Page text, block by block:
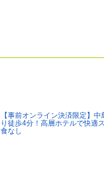
【事前オンライン決済限定】
り徒歩4分！高層ホテルで快適
食なし